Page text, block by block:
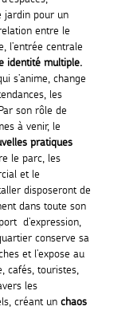
jardin pour un
entre le
l’entrée centrale
identité multiple.
s’anime, change
les
son rôle de
à venir, le
pratiques
le parc, les
et le
disposeront de
dans toute son
d’expression,
conserve sa
et l’expose au
cafés, touristes,
les
créant unchaos